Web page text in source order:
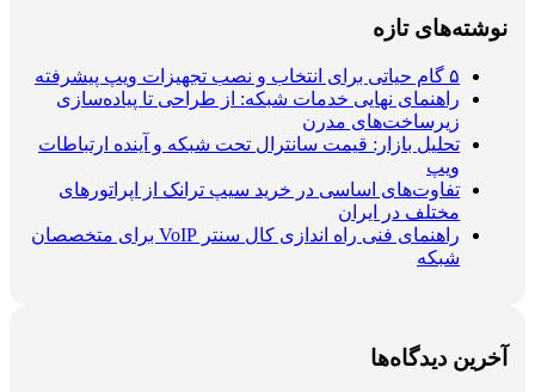
نوشته‌های تازه
۵ گام حیاتی برای انتخاب و نصب تجهیزات ویپ پیشرفته
راهنمای نهایی خدمات شبکه: از طراحی تا پیاده‌سازی
زیرساخت‌های مدرن
تحلیل بازار: قیمت سانترال تحت شبکه و آینده ارتباطات
ویپ
تفاوت‌های اساسی در خرید سیپ ترانک از اپراتورهای
مختلف در ایران
راهنمای فنی راه اندازی کال سنتر VoIP برای متخصصان
شبکه
آخرین دیدگاه‌ها